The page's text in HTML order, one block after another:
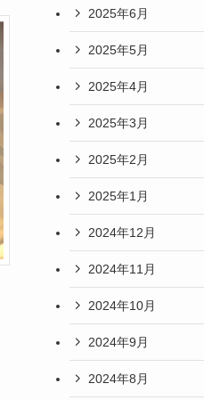
2025年6月
2025年5月
2025年4月
2025年3月
2025年2月
2025年1月
2024年12月
2024年11月
2024年10月
2024年9月
2024年8月